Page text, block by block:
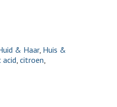
& Haar, Huis &
acid, citroen,